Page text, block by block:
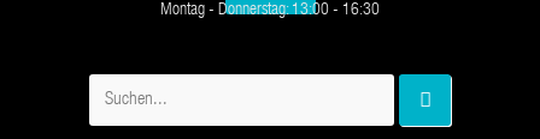
Montag - Donnerstag: 13:00 - 16:30